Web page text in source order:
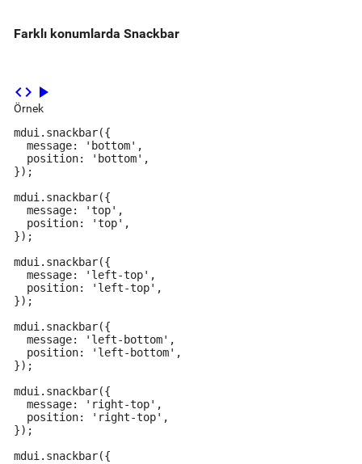
Farklı konumlarda Snackbar
code play_arrow
Örnek
mdui.snackbar({
  message: 'bottom',
  position: 'bottom',
});
mdui.snackbar({
  message: 'top',
  position: 'top',
});
mdui.snackbar({
  message: 'left-top',
  position: 'left-top',
});
mdui.snackbar({
  message: 'left-bottom',
  position: 'left-bottom',
});
mdui.snackbar({
  message: 'right-top',
  position: 'right-top',
});
mdui.snackbar({